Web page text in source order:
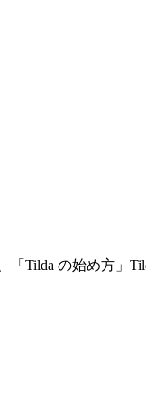
Tilda の始め方」